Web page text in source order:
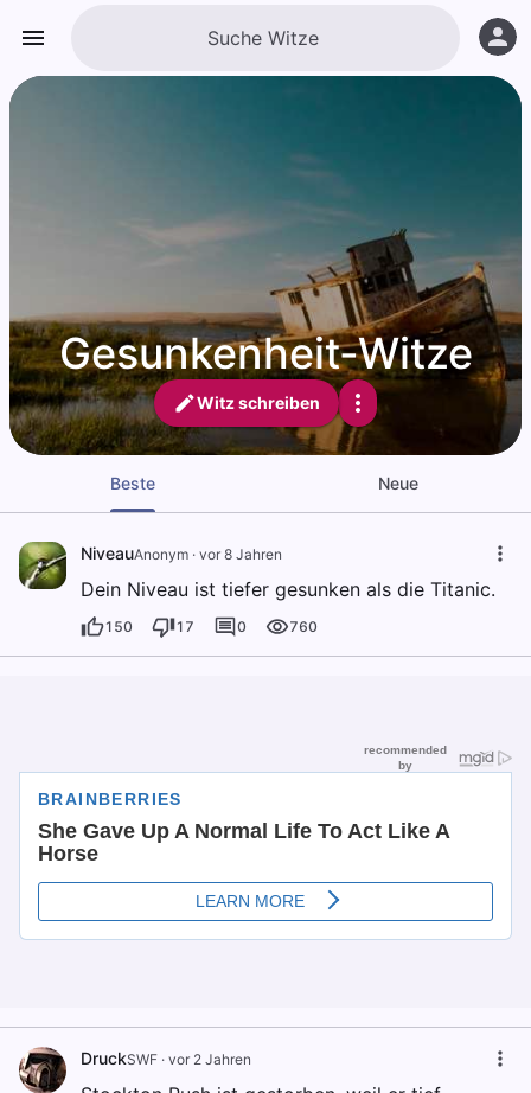
Gesunkenheit-Witze
Witz schreiben
Beste Neue
NiveauAnonym · vor 8 Jahren
Dein Niveau ist tiefer gesunken als die Titanic.
150 17 0 760
DruckSWF · vor 2 Jahren